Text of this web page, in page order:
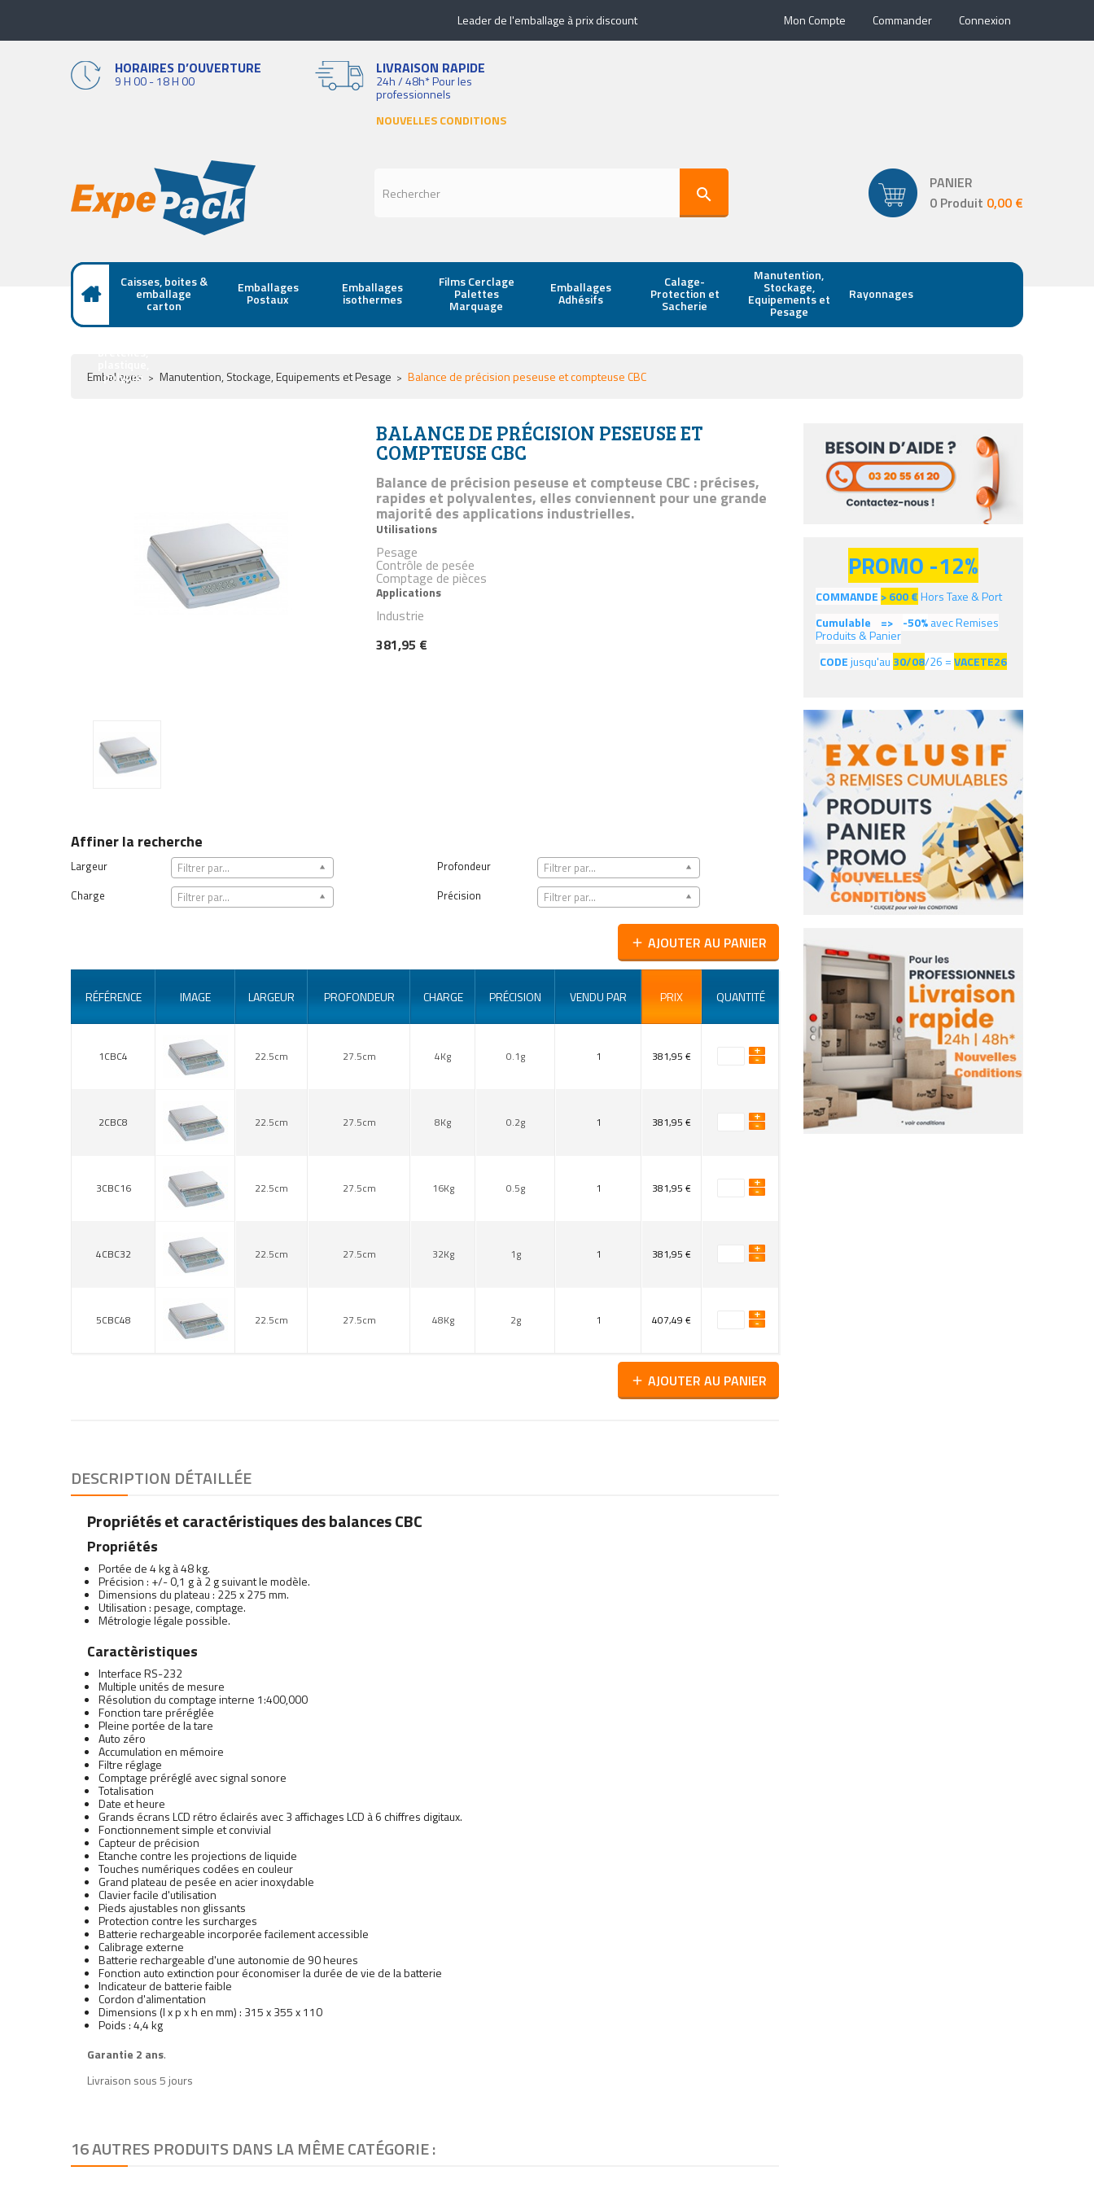
Leader de l'emballage à prix discount Mon Compte Commander Connexion
HORAIRES D’OUVERTURE
9 H 00 - 18 H 00
LIVRAISON RAPIDE
24h / 48h* Pour les
professionnels
NOUVELLES CONDITIONS
PANIER
0 Produit 0,00 €
search
Caisses, boites &
emballage
carton
Emballages
Postaux
Emballages
isothermes
Films Cerclage
Palettes
Marquage
Emballages
Adhésifs
Calage-
Protection et
Sacherie
Manutention,
Stockage,
Equipements et
Pesage
Rayonnages
polypro
Emballages Manutention, Stockage, Equipements et Pesage Balance de précision peseuse et compteuse CBC
BALANCE DE PRÉCISION PESEUSE ET
COMPTEUSE CBC
Balance de précision peseuse et compteuse CBC : précises,
rapides et polyvalentes, elles conviennent pour une grande
majorité des applications industrielles.
Utilisations
Pesage
Contrôle de pesée
Comptage de pièces
Applications
Industrie
381,95 €
Affiner la recherche
Largeur Filtrer par... Profondeur
Filtrer par...
Charge
Filtrer par... Précision Filtrer par...
add AJOUTER AU PANIER
RÉFÉRENCE IMAGE LARGEUR PROFONDEUR CHARGE PRÉCISION VENDU PAR PRIX QUANTITÉ
1CBC4 22.5cm 27.5cm 4Kg 0.1g 1 381,95 €
2CBC8 22.5cm 27.5cm 8Kg 0.2g 1 381,95 €
3CBC16 22.5cm 27.5cm 16Kg 0.5g 1 381,95 €
4CBC32 22.5cm 27.5cm 32Kg 1g 1 381,95 €
5CBC48 22.5cm 27.5cm 48Kg 2g 1 407,49 €
add AJOUTER AU PANIER
DESCRIPTION DÉTAILLÉE
Propriétés et caractéristiques des balances CBC
Propriétés
Portée de 4 kg à 48 kg.
Précision : +/- 0,1 g à 2 g suivant le modèle.
Dimensions du plateau : 225 x 275 mm.
Utilisation : pesage, comptage.
Métrologie légale possible.
Caractèristiques
Interface RS-232
Multiple unités de mesure
Résolution du comptage interne 1:400,000
Fonction tare préréglée
Pleine portée de la tare
Auto zéro
Accumulation en mémoire
Filtre réglage
Comptage préréglé avec signal sonore
Totalisation
Date et heure
Grands écrans LCD rétro éclairés avec 3 affichages LCD à 6 chiffres digitaux.
Fonctionnement simple et convivial
Capteur de précision
Etanche contre les projections de liquide
Touches numériques codées en couleur
Grand plateau de pesée en acier inoxydable
Clavier facile d'utilisation
Pieds ajustables non glissants
Protection contre les surcharges
Batterie rechargeable incorporée facilement accessible
Calibrage externe
Batterie rechargeable d'une autonomie de 90 heures
Fonction auto extinction pour économiser la durée de vie de la batterie
Indicateur de batterie faible
Cordon d'alimentation
Dimensions (l x p x h en mm) : 315 x 355 x 110
Poids : 4,4 kg
Garantie 2 ans.
Livraison sous 5 jours
16 AUTRES PRODUITS DANS LA MÊME CATÉGORIE :
PROMO -12%
COMMANDE > 600€Hors Taxe & Port
Cumulable => -50%avec Remises
Produits & Panier
CODEjusqu'au 30/08/26 =VACETE26